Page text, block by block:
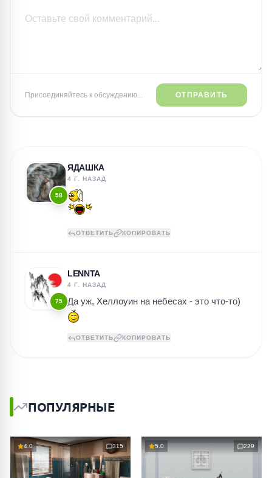
Присоединяйтесь к обсуждению... ОТПРАВИТЬ
58
ЯДАШКА
4 Г. НАЗАД
ОТВЕТИТЬ КОПИРОВАТЬ
75
LENNTA
4 Г. НАЗАД
Да уж, Хеллоуин на небесах - это что-то)
ОТВЕТИТЬ КОПИРОВАТЬ
ПОПУЛЯРНЫЕ
4.0 315 5.0 229